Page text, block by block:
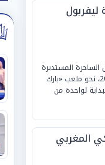
الساحرة المستديرة
حول العالم، مساء اليوم الأربعاء الموافق 8 أبريل 2026، نحو ملعب «بارك
لواحدة من
المغربي